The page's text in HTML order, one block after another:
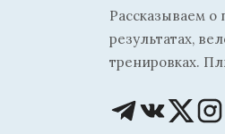
Рассказываем о
результатах,
тренировках.